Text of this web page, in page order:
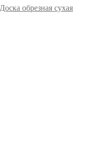
наимеет
Доска обрезная сухая